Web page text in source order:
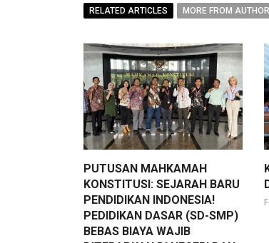
RELATED ARTICLES MORE FROM AUTHOR
PUTUSAN MAHKAMAH
KONSTITUSI: SEJARAH BARU
PENDIDIKAN INDONESIA!
PEDIDIKAN DASAR (SD-SMP)
BEBAS BIAYA WAJIB